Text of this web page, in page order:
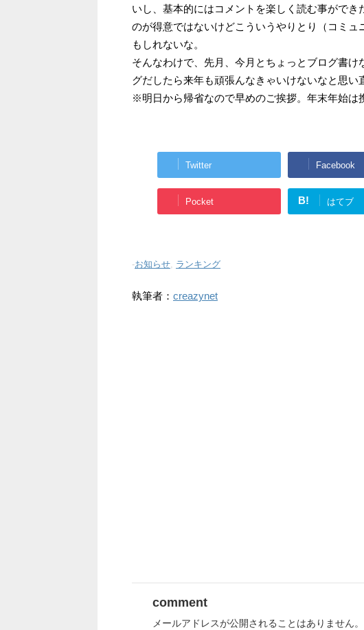
いし、基本的にはコメントを楽しく読む事がで
のが得意ではないけどこういうやりとり（コミ
もしれないな。
そんなわけで、先月、今月とちょっとブログ書
グだしたら来年も頑張んなきゃいけないなと思い
※明日から帰省なので早めのご挨拶。年末年始は
Twitter Facebook
Pocket B! はてブ
-お知らせ, ランキング
執筆者： creazynet
comment
メールアドレスが公開されることはありません。